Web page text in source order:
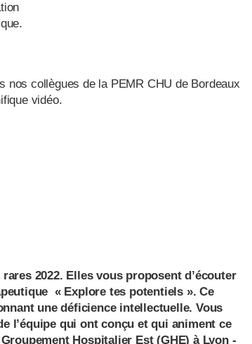
nos collègues de la PEMR CHU de Bordeaux
vidéo.
2022. Elles vous proposent d’écouter
« Explore tes potentiels ». Ce
une déficience intellectuelle. Vous
l’équipe qui ont conçu et qui animent ce
Hospitalier Est (GHE) à Lyon -